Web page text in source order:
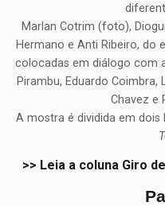
Marlan Cotrim (foto),
Hermano e Anti Ribeiro, do
colocadas em diálogo com
Pirambu, Eduardo Coimbra,
Chavez e
A mostra é dividida em
>> Leia a coluna Giro